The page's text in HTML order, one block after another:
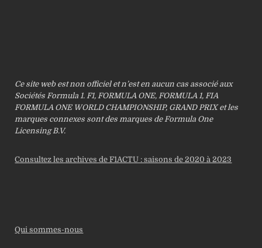
Ce site web est non officiel et n’est en aucun cas associé aux
Sociétés Formula 1. F1, FORMULA ONE, FORMULA 1, FIA
FORMULA ONE WORLD CHAMPIONSHIP, GRAND PRIX et les
marques connexes sont des marques de Formula One
Licensing B.V.
Consultez les archives de F1ACTU : saisons de 2020 à 2023
Qui sommes-nous